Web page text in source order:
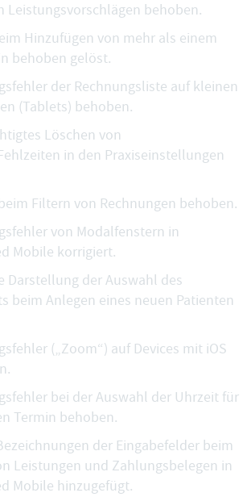
Leistungsvorschlägen behoben.
Hinzufügen von mehr als einem
behoben gelöst.
der Rechnungsliste auf kleinen
(Tablets) behoben.
Löschen von
in den Praxiseinstellungen
Filtern von Rechnungen behoben.
von Modalfenstern in
Mobile korrigiert.
Darstellung der Auswahl des
beim Anlegen eines neuen Patienten
(„Zoom“) auf Devices mit iOS
bei der Auswahl der Uhrzeit für
Termin behoben.
der Eingabefelder beim
Leistungen und Zahlungsbelegen in
Mobile hinzugefügt.